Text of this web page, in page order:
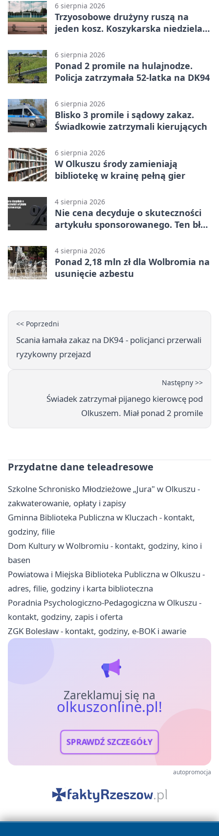
6 sierpnia 2026
Trzyosobowe drużyny ruszą na
jeden kosz. Koszykarska niedziela
6 sierpnia 2026
Ponad 2 promile na hulajnodze.
Policja zatrzymała 52-latka na DK94
6 sierpnia 2026
Blisko 3 promile i sądowy zakaz.
Świadkowie zatrzymali kierujących
6 sierpnia 2026
W Olkuszu środy zamieniają
bibliotekę w krainę pełną gier
4 sierpnia 2026
Nie cena decyduje o skuteczności
artykułu sponsorowanego. Ten błąd
4 sierpnia 2026
Ponad 2,18 mln zł dla Wolbromia na
usunięcie azbestu
<< Poprzedni
Scania łamała zakaz na DK94 - policjanci przerwali
ryzykowny przejazd
Następny >>
Świadek zatrzymał pijanego kierowcę pod
Olkuszem. Miał ponad 2 promile
Przydatne dane teleadresowe
Szkolne Schronisko Młodzieżowe „Jura" w Olkuszu -
zakwaterowanie, opłaty i zapisy
Gminna Biblioteka Publiczna w Kluczach - kontakt,
godziny, filie
Dom Kultury w Wolbromiu - kontakt, godziny, kino i
basen
Powiatowa i Miejska Biblioteka Publiczna w Olkuszu -
adres, filie, godziny i karta biblioteczna
Poradnia Psychologiczno-Pedagogiczna w Olkuszu -
kontakt, godziny, zapis i oferta
ZGK Bolesław - kontakt, godziny, e-BOK i awarie
Zareklamuj się na
olkuszonline.pl!
SPRAWDŹ SZCZEGÓŁY
autopromocja